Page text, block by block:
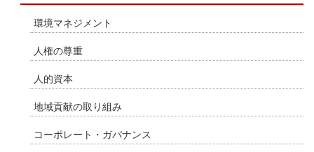
環境マネジメント
人権の尊重
人的資本
地域貢献の取り組み
コーポレート・ガバナンス